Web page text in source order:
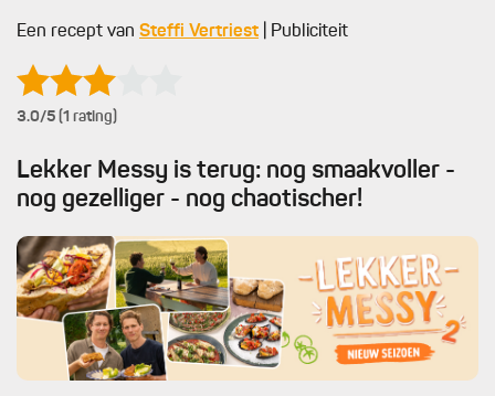
Een recept van Steffi Vertriest | Publiciteit
3.0/5 (1 rating)
Lekker Messy is terug: nog smaakvoller -
nog gezelliger - nog chaotischer!